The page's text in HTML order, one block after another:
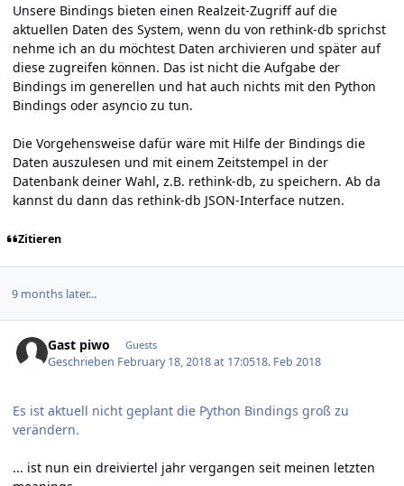
Unsere Bindings bieten einen Realzeit-Zugriff auf die
aktuellen Daten des System, wenn du von rethink-db sprichst
nehme ich an du möchtest Daten archivieren und später auf
diese zugreifen können. Das ist nicht die Aufgabe der
Bindings im generellen und hat auch nichts mit den Python
Bindings oder asyncio zu tun.
Die Vorgehensweise dafür wäre mit Hilfe der Bindings die
Daten auszulesen und mit einem Zeitstempel in der
Datenbank deiner Wahl, z.B. rethink-db, zu speichern. Ab da
kannst du dann das rethink-db JSON-Interface nutzen.
Zitieren
9 months later...
Gast piwo Guests
Geschrieben February 18, 2018 at 17:0518. Feb 2018
Es ist aktuell nicht geplant die Python Bindings groß zu
verändern.
... ist nun ein dreiviertel jahr vergangen seit meinen letzten